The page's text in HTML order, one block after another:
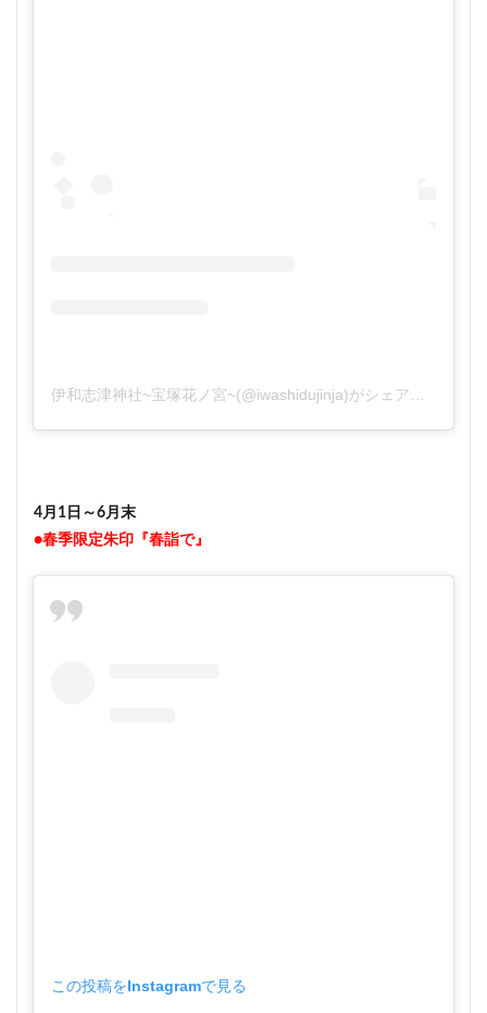
4月1日～6月末
●春季限定朱印『春詣で』
この投稿をInstagramで見る